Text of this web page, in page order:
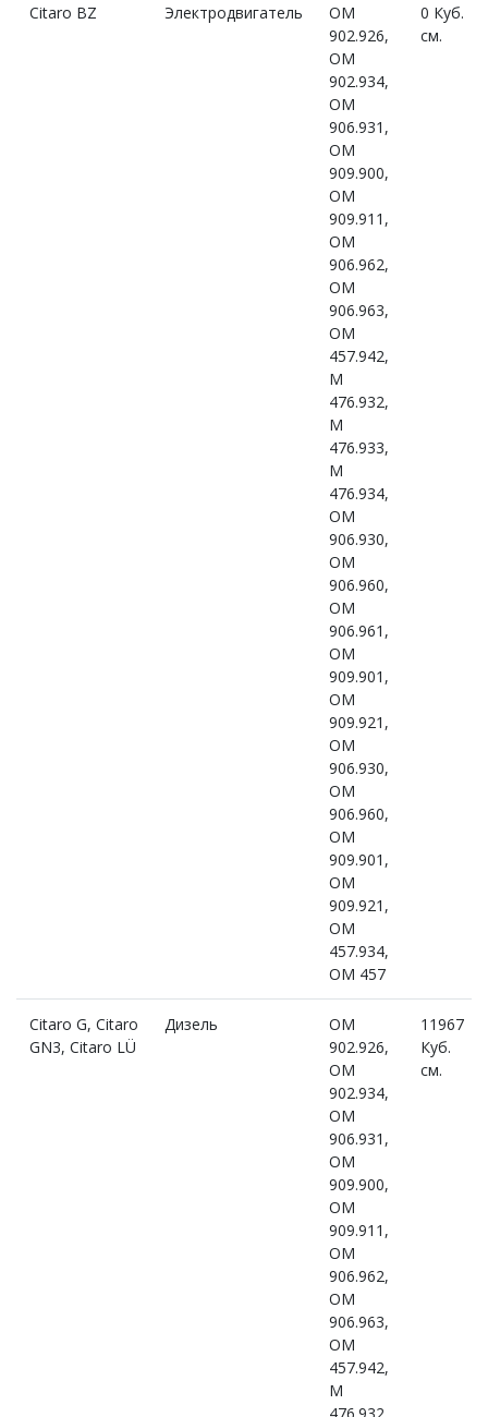
Citaro BZ Электродвигатель
OM
902.926,
OM
902.934,
OM
906.931,
OM
909.900,
OM
909.911,
OM
906.962,
OM
906.963,
OM
457.942,
M
476.932,
M
476.933,
M
476.934,
OM
906.930,
OM
906.960,
OM
906.961,
OM
909.901,
OM
909.921,
OM
906.930,
OM
906.960,
OM
909.901,
OM
909.921,
OM
457.934,
OM 457
0 Куб.
см.
Citaro G, Citaro
GN3, Citaro LÜ
Дизель
OM
902.926,
OM
902.934,
OM
906.931,
OM
909.900,
OM
909.911,
OM
906.962,
OM
906.963,
OM
457.942,
M
11967
Куб.
см.